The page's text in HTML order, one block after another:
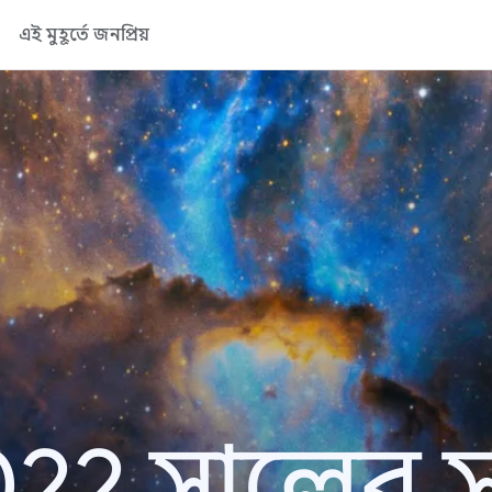
এই মুহূর্তে জনপ্রিয়